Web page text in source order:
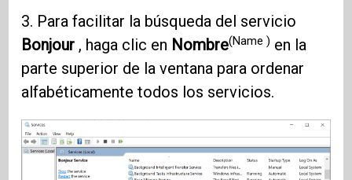
3. Para facilitar la búsqueda del servicio
Bonjour , haga clic en Nombre(Name ) en la
parte superior de la ventana para ordenar
alfabéticamente todos los servicios.